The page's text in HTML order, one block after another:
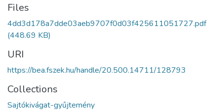
Files
4dd3d178a7dde03aeb9707f0d03f425611051727.pdf
(448.69 KB)
URI
https://bea.fszek.hu/handle/20.500.14711/128793
Collections
Sajtókivágat-gyűjtemény